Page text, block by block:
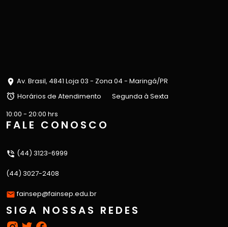
Av. Brasil, 4841 Loja 03 - Zona 04 - Maringá/PR
Horários de Atendimento
Segunda à Sexta
10:00 - 20:00 hrs
FALE CONOSCO
(44) 3123-6999
(44) 3027-2408
fainsep@fainsep.edu.br
SIGA NOSSAS REDES